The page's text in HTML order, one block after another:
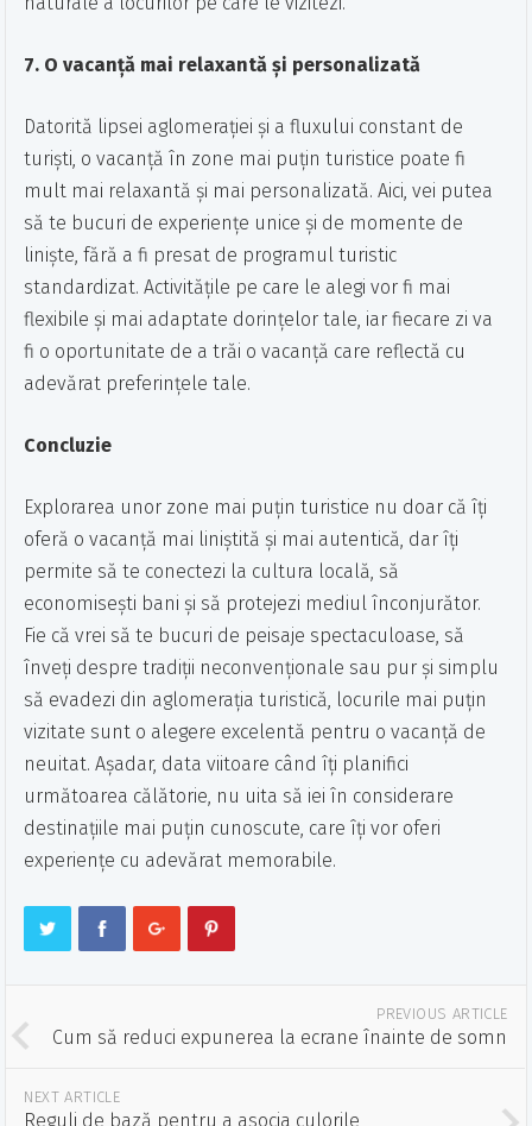
7. O vacanță mai relaxantă și personalizată
Datorită lipsei aglomerației și a fluxului constant de
turiști, o vacanță în zone mai puțin turistice poate fi
mult mai relaxantă și mai personalizată. Aici, vei putea
să te bucuri de experiențe unice și de momente de
liniște, fără a fi presat de programul turistic
standardizat. Activitățile pe care le alegi vor fi mai
flexibile și mai adaptate dorințelor tale, iar fiecare zi va
fi o oportunitate de a trăi o vacanță care reflectă cu
adevărat preferințele tale.
Concluzie
Explorarea unor zone mai puțin turistice nu doar că îți
oferă o vacanță mai liniștită și mai autentică, dar îți
permite să te conectezi la cultura locală, să
economisești bani și să protejezi mediul înconjurător.
Fie că vrei să te bucuri de peisaje spectaculoase, să
înveți despre tradiții neconvenționale sau pur și simplu
să evadezi din aglomerația turistică, locurile mai puțin
vizitate sunt o alegere excelentă pentru o vacanță de
neuitat. Așadar, data viitoare când îți planifici
următoarea călătorie, nu uita să iei în considerare
destinațiile mai puțin cunoscute, care îți vor oferi
experiențe cu adevărat memorabile.
PREVIOUS ARTICLE
Cum să reduci expunerea la ecrane înainte de somn
NEXT ARTICLE
Reguli de bază pentru a asocia culorile